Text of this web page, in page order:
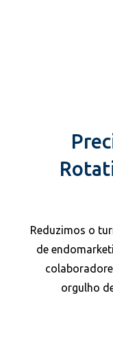
Reduzimos o
de
orgulho